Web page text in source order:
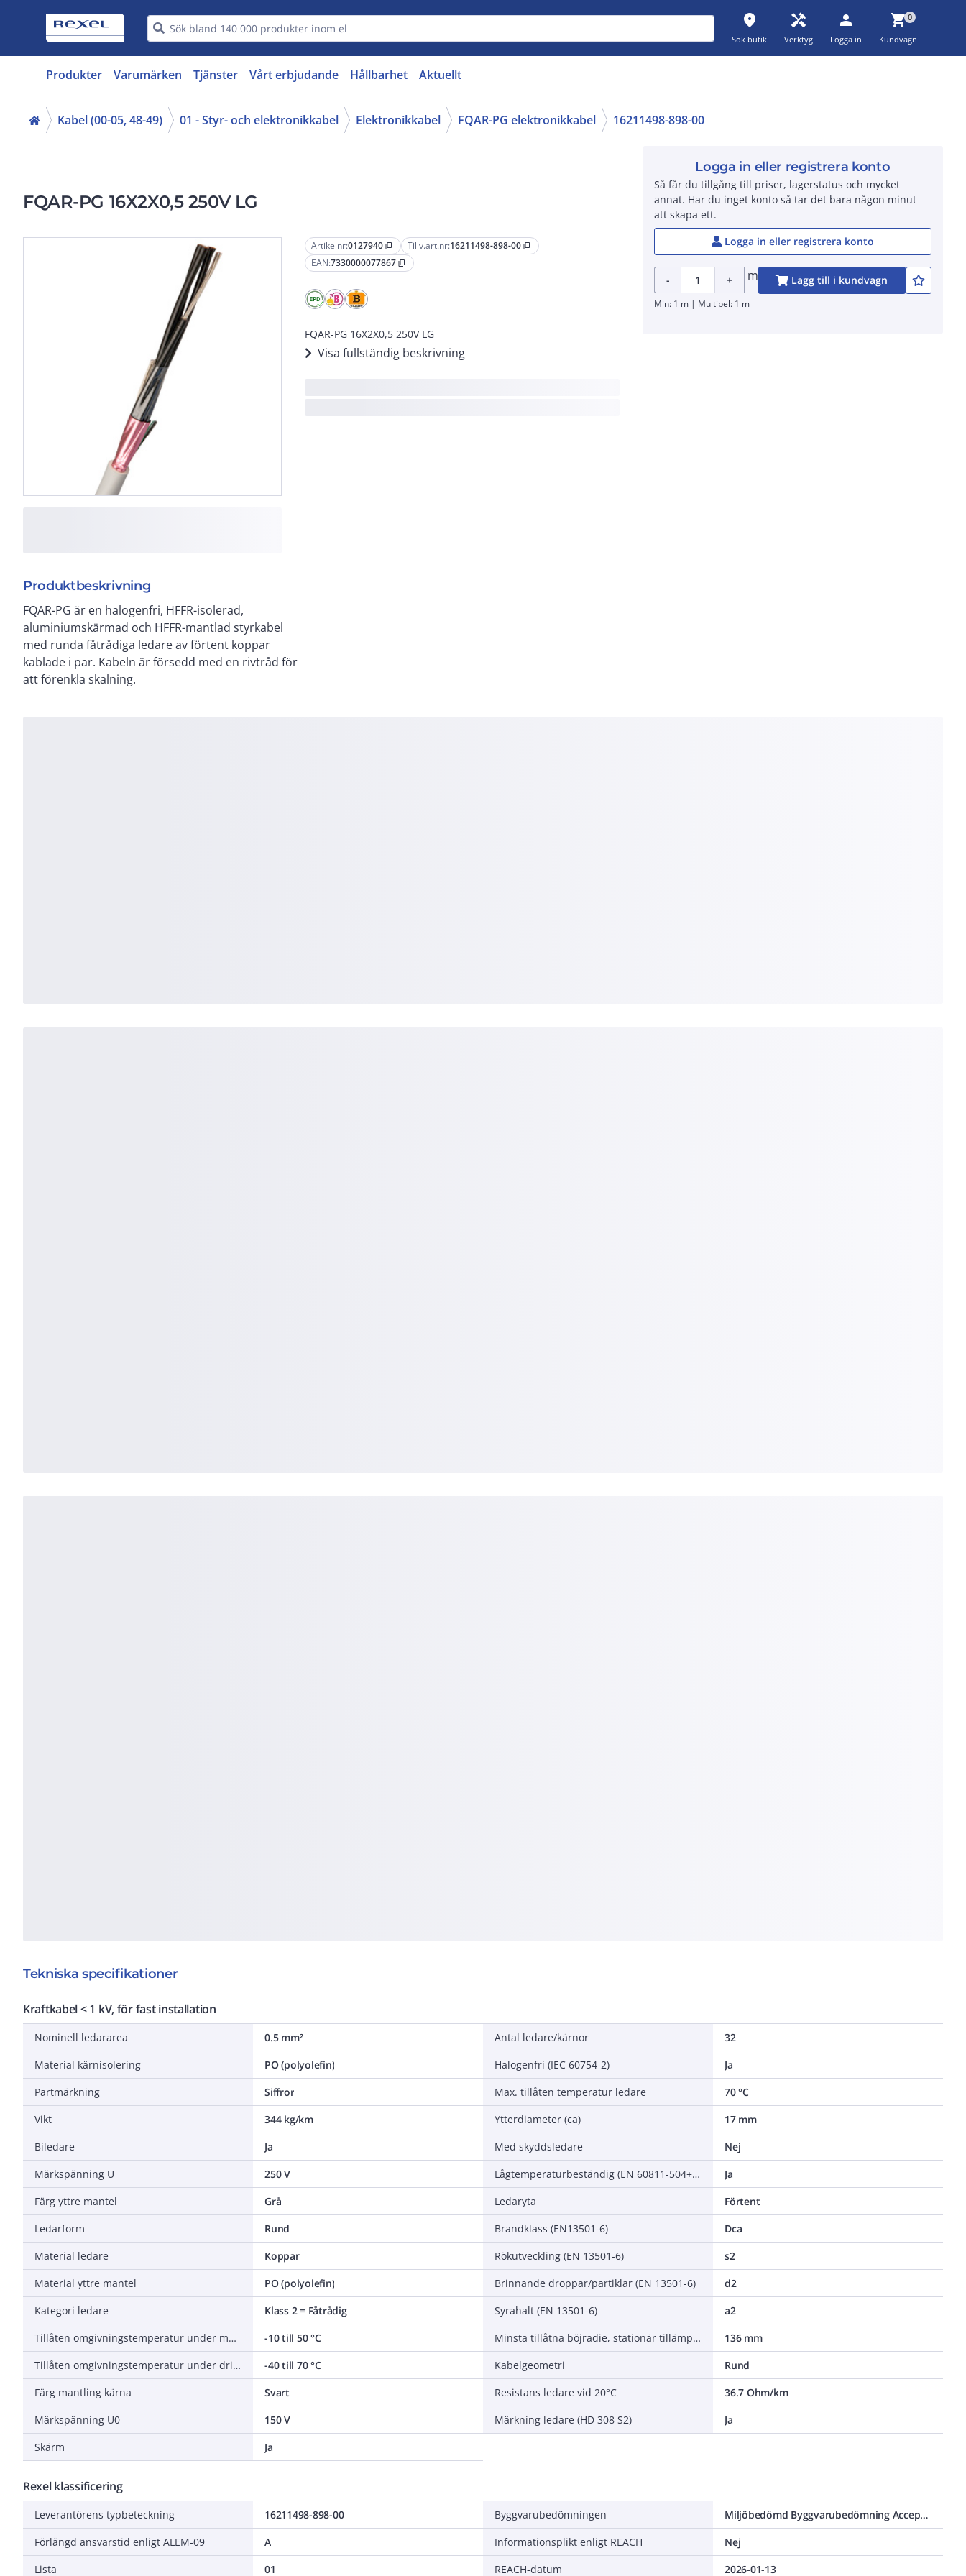
place
Sök butik
handyman
Verktyg
person
Logga in
shopping_cart0
Kundvagn
Produkter Varumärken Tjänster Vårt erbjudande Hållbarhet Aktuellt
Kabel (00-05, 48-49) 01 - Styr- och elektronikkabel Elektronikkabel FQAR-PG elektronikkabel 16211498-898-00
FQAR-PG 16X2X0,5 250V LG
Artikelnr:0127940 content_copy Tillv.art.nr:16211498-898-00 content_copy
EAN:7330000077867 content_copy
FQAR-PG 16X2X0,5 250V LG
Visa fullständig beskrivning
Produktbeskrivning
FQAR-PG är en halogenfri, HFFR-isolerad,
aluminiumskärmad och HFFR-mantlad styrkabel
med runda fåtrådiga ledare av förtent koppar
kablade i par. Kabeln är försedd med en rivtråd för
att förenkla skalning.
Logga in eller registrera konto
Så får du tillgång till priser, lagerstatus och mycket
annat. Har du inget konto så tar det bara någon minut
att skapa ett.
Logga in eller registrera konto
- + m Lägg till i kundvagn
Min: 1 m | Multipel: 1 m
Tekniska specifikationer
Kraftkabel < 1 kV, för fast installation
Nominell ledararea
0.5 mm²
Material kärnisolering
PO (polyolefin)
Partmärkning
Siffror
Vikt
344 kg/km
Biledare
Ja
Märkspänning U
250 V
Färg yttre mantel
Grå
Ledarform
Rund
Material ledare
Koppar
Material yttre mantel
PO (polyolefin)
Kategori ledare
Klass 2 = Fåtrådig
Tillåten omgivningstemperatur under montering/hantering
-10 till 50 °C
Tillåten omgivningstemperatur under drift utan vibrationer
-40 till 70 °C
Färg mantling kärna
Svart
Märkspänning U0
150 V
Skärm
Ja
Antal ledare/kärnor
32
Halogenfri (IEC 60754-2)
Ja
Max. tillåten temperatur ledare
70 °C
Ytterdiameter (ca)
17 mm
Med skyddsledare
Nej
Lågtemperaturbeständig (EN 60811-504+505+506)
Ja
Ledaryta
Förtent
Brandklass (EN13501-6)
Dca
Rökutveckling (EN 13501-6)
s2
Brinnande droppar/partiklar (EN 13501-6)
d2
Syrahalt (EN 13501-6)
a2
Minsta tillåtna böjradie, stationär tillämpning/permanent installation
136 mm
Kabelgeometri
Rund
Resistans ledare vid 20°C
36.7 Ohm/km
Märkning ledare (HD 308 S2)
Ja
Rexel klassificering
Leverantörens typbeteckning
16211498-898-00
Förlängd ansvarstid enligt ALEM-09
A
Lista
01
Byggvarubedömningen
Miljöbedömd Byggvarubedömning Accepteras
Informationsplikt enligt REACH
Nej
REACH-datum
2026-01-13